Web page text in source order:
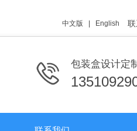
中文版 English
包装盒设计定